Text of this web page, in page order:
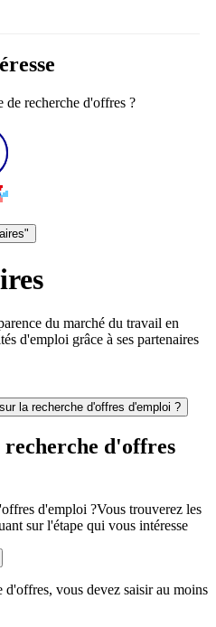
de recherche d'offres ?
du marché du travail en
d'emploi grâce à ses partenaires
la recherche d'offres d'emploi ?
d'offres
d'emploi ?Vous trouverez les
sur l'étape qui vous intéresse
d'offres, vous devez saisir au moins